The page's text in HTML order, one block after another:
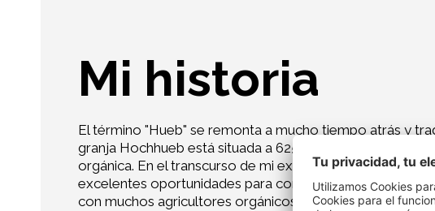
Mi historia
El término "Hueb" se remonta a mucho tiempo atrás y
granja Hochhueb está situada a 625 m sobre el nivel del
orgánica. En el transcurso de mi experiencia profesional
excelentes oportunidades para conocer este método
con muchos agricultores orgánicos vecinos me han